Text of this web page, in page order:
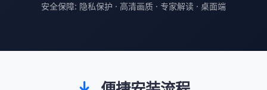
安全保障: 隐私保护 · 高清画质 · 专家解读 · 桌面端